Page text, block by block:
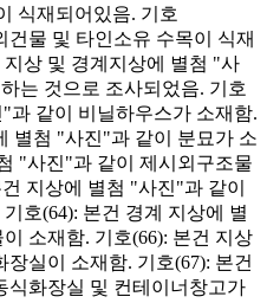
식재되어있음. 기호
건물 및 타인소유 수목이 식재
지상 및 경계지상에 별첨 "사
는 것으로 조사되었음. 기호
과 같이 비닐하우스가 소재함.
별첨 "사진"과 같이 분묘가 소
"사진"과 같이 제시외구조물
지상에 별첨 "사진"과 같이
호(64): 본건 경계 지상에 별
소재함. 기호(66): 본건 지상
실이 소재함. 기호(67): 본건
식화장실 및 컨테이너창고가